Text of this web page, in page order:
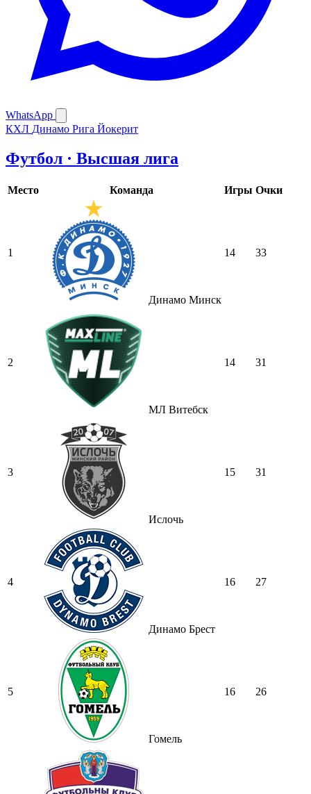
WhatsApp
КХЛ Динамо Рига Йокерит
Футбол · Высшая лига
Место Команда Игры Очки
1
Динамо Минск
14 33
2
МЛ Витебск
14 31
3
Ислочь
15 31
4
Динамо Брест
16 27
5
Гомель
16 26